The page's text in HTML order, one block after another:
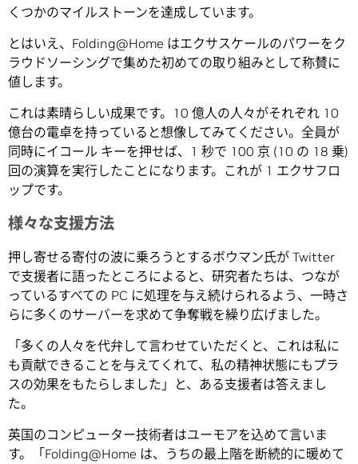
くつかのマイルストーンを達成しています。
とはいえ、Folding@Home はエクサスケールのパワーをク
ラウドソーシングで集めた初めての取り組みとして称賛に
値します。
これは素晴らしい成果です。10 億人の人々がそれぞれ 10
億台の電卓を持っていると想像してみてください。全員が
同時にイコール キーを押せば、1 秒で 100 京 (10 の 18 乗)
回の演算を実行したことになります。これが 1 エクサフロ
ップです。
様々な支援方法
押し寄せる寄付の波に乗ろうとするボウマン氏が Twitter
で支援者に語ったところによると、研究者たちは、つなが
っているすべての PC に処理を与え続けられるよう、一時さ
らに多くのサーバーを求めて争奪戦を繰り広げました。
「多くの人々を代弁して言わせていただくと、これは私に
も貢献できることを与えてくれて、私の精神状態にもプラ
スの効果をもたらしました」と、ある支援者は答えまし
た。
英国のコンピューター技術者はユーモアを込めて言いま
す。「Folding@Home は、うちの最上階を断続的に暖めて